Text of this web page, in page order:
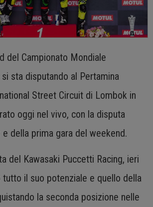
del Campionato Mondiale
sta disputando al Pertamina
Street Circuit di Lombok in
oggi nel vivo, con la disputa
della prima gara del weekend.
del Kawasaki Puccetti Racing, ieri
il suo potenziale e quello della
la seconda posizione nelle